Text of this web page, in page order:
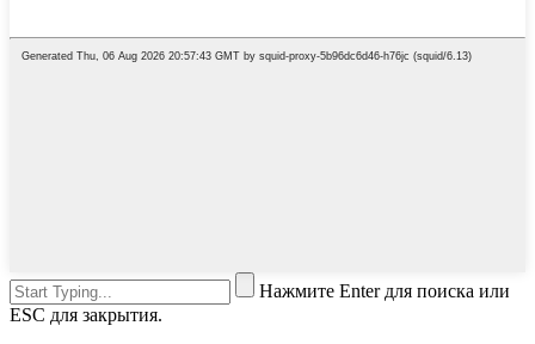
Нажмите Enter для поиска или
ESC для закрытия.